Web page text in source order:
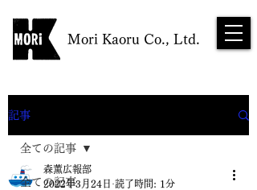
Mori Kaoru Co., Ltd.
NEWS
記事
全ての記事
全ての記事
森薫広報部
2022年3月24日 読了時間: 1分